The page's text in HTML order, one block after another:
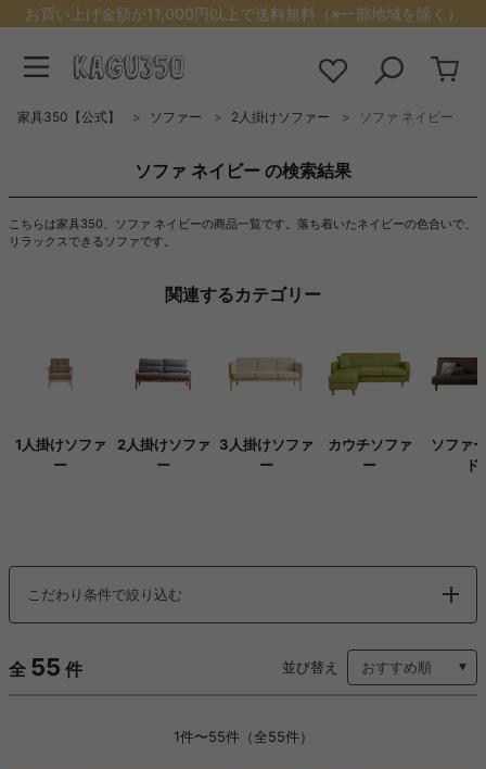
お買い上げ金額が11,000円以上で送料無料（※一部地域を除く）
家具350【公式】 ソファー 2人掛けソファー ソファ ネイビー
ソファ ネイビー の検索結果
こちらは家具350、ソファ ネイビーの商品一覧です。落ち着いたネイビーの色合いで、
リラックスできるソファです。
関連するカテゴリー
1人掛けソファ
ー
2人掛けソファ
ー
3人掛けソファ
ー
カウチソファ
ー
ソファ
ド
こだわり条件で絞り込む
全 55 件 並び替え
1件〜55件（全55件）